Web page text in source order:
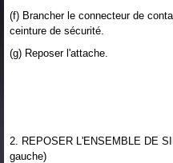
(f) Brancher le connecteur de
ceinture de sécurité.
(g) Reposer l'attache.
2. REPOSER L'ENSEMBLE DE
gauche)